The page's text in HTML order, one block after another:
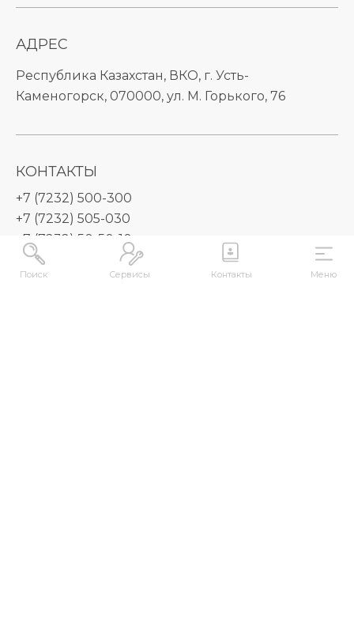
Поиск Сервисы Контакты Меню
АДРЕС
Республика Казахстан, ВКО, г. Усть-
Каменогорск, 070000, ул. М. Горького, 76
КОНТАКТЫ
+7 (7232) 500-300
+7 (7232) 505-030
+7 (7232) 50-50-10
+7 (7232) 50-50-20